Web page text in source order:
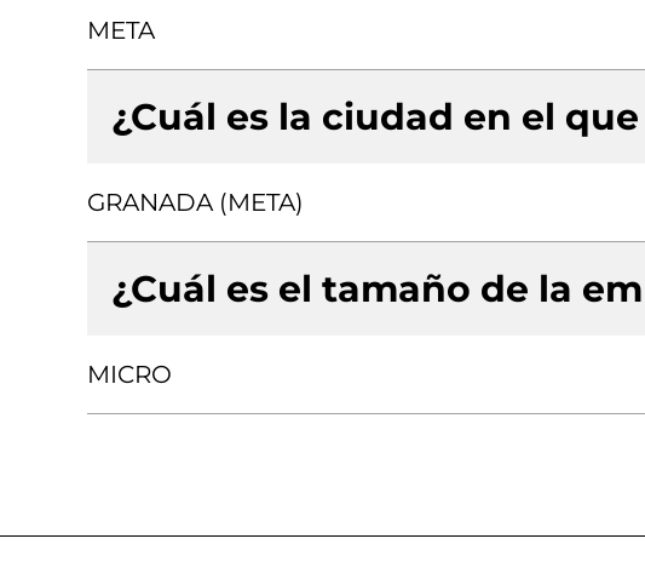
META
¿Cuál es la ciudad en el
GRANADA (META)
¿Cuál es el tamaño de la
MICRO